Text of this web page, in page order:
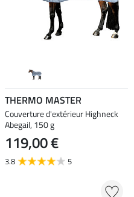
THERMO MASTER
Couverture d'extérieur Highneck
Abegail, 150 g
119,00 €
3.8 5